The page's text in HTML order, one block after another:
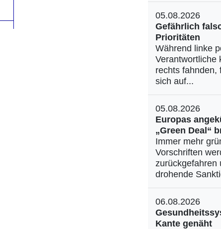
05.08.2026
Gefährlich
Prioritäten
Während linke
Verantwortliche
rechts fahnden,
sich auf...
05.08.2026
Europas
„Green Deal“
Immer mehr
Vorschriften
zurückgefahren
drohende
06.08.2026
Kante genäht